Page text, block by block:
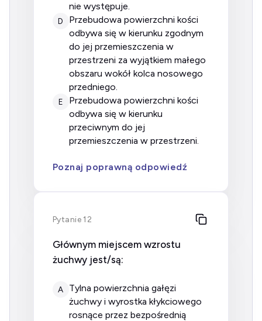
nie występuje.
D
przebudowa powierzchni kości
odbywa się w kierunku zgodnym
do jej przemieszczenia w
przestrzeni za wyjątkiem małego
obszaru wokół kolca nosowego
przedniego.
E
przebudowa powierzchni kości
odbywa się w kierunku
przeciwnym do jej
przemieszczenia w przestrzeni.
Poznaj poprawną odpowiedź
Pytanie 12
Głównym miejscem wzrostu
żuchwy jest/są:
A
tylna powierzchnia gałęzi
żuchwy i wyrostka kłykciowego
rosnące przez bezpośrednią